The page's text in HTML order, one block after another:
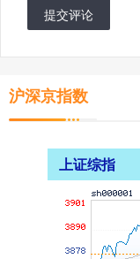
提交评论
沪深京指数
上证综指